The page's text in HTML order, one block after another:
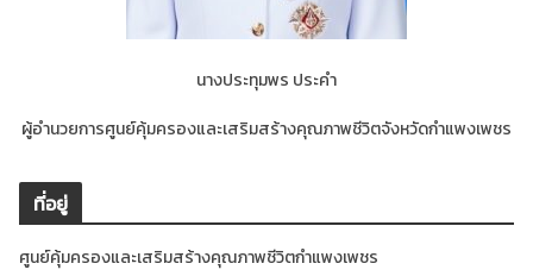
นางประทุมพร ประคำ
ผู้อำนวยการศูนย์คุ้มครองและเสริมสร้างคุณภาพชีวิตจังหวัดกำแพงเพชร
ที่อยู่
ศูนย์คุ้มครองและเสริมสร้างคุณภาพชีวิตกำแพงเพชร